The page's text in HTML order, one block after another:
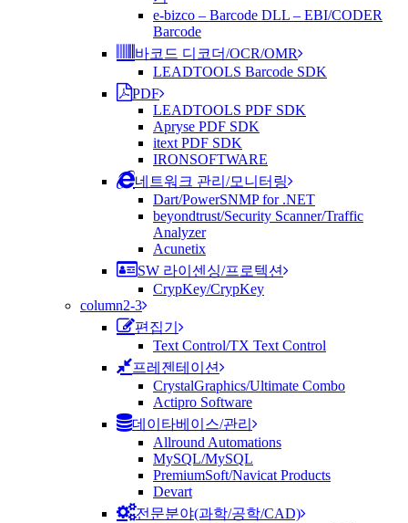
e-bizco – Barcode DLL – EBI/CODER
Barcode
바코드 디코더/OCR/OMR
LEADTOOLS Barcode SDK
PDF
LEADTOOLS PDF SDK
Apryse PDF SDK
itext PDF SDK
IRONSOFTWARE
네트워크 관리/모니터링
Dart/PowerSNMP for .NET
beyondtrust/Security Scanner/Traffic
Analyzer
Acunetix
SW 라이센싱/프로텍션
CrypKey/CrypKey
column2-3
편집기
Text Control/TX Text Control
프레젠테이션
CrystalGraphics/Ultimate Combo
Actipro Software
데이타베이스/관리
Allround Automations
MySQL/MySQL
PremiumSoft/Navicat Products
Devart
전문분야(과학/공학/CAD)